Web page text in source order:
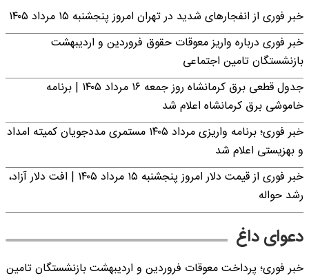
خبر فوری از انفجارهای شدید در تهران امروز پنجشنبه ۱۵ مرداد ۱۴۰۵
خبر فوری درباره واریز معوقات حقوق فروردین و اردیبهشت
بازنشستگان تامین اجتماعی
جدول قطعی برق کرمانشاه روز جمعه ۱۶ مرداد ۱۴۰۵ | برنامه
خاموشی برق کرمانشاه اعلام شد
خبر فوری؛ برنامه واریزی مرداد ۱۴۰۵ مستمری مددجویان کمیته امداد
و بهزیستی اعلام شد
خبر فوری از قیمت دلار امروز پنجشنبه ۱۵ مرداد ۱۴۰۵ | افت دلار آزاد،
رشد حواله
دعوای داغ
خبر فوری؛ پرداخت معوقات فروردین و اردیبهشت بازنشستگان تامین